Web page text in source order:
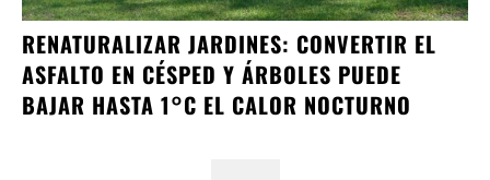
RENATURALIZAR JARDINES: CONVERTIR EL
ASFALTO EN CÉSPED Y ÁRBOLES PUEDE
BAJAR HASTA 1°C EL CALOR NOCTURNO